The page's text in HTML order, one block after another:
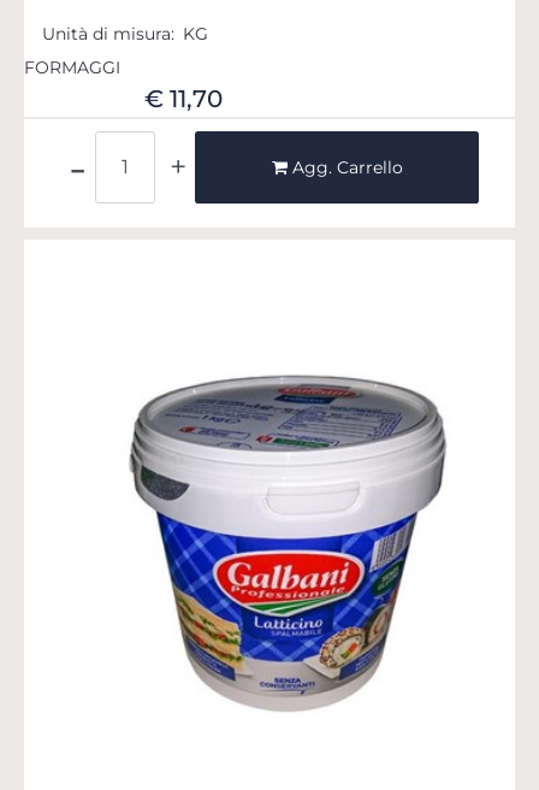
Unità di misura: KG
FORMAGGI
€ 11,70
Agg. Carrello